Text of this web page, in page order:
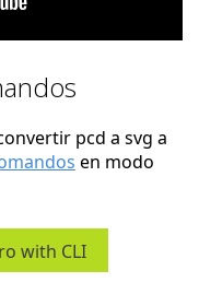
pcd a svg a
en modo
with CLI